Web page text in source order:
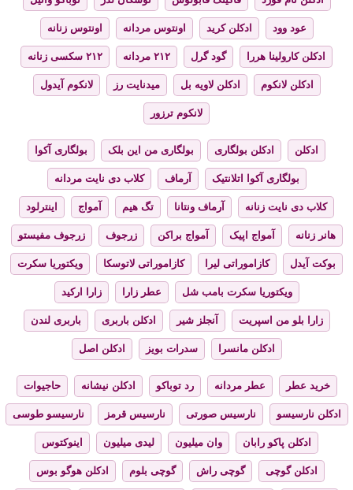
عود وود ادکلن کرید اونتوس مردانه اونتوس زنانه
ادکلن کارولینا هررا گود گرل ۲۱۲ مردانه ۲۱۲ سکسی زنانه
ادکلن لانکوم ادکلن لاویه بل میدنایت رز لانکوم آیدول
لانکوم ترزور
ادکلن ادکلن بولگاری بولگاری من این بلک بولگاری آکوا
بولگاری آکوا اتلانتیک آرماف کلاب دی نایت مردانه
کلاب دی نایت زنانه آرماف ونتانا تگ هیم آمواج اینترلود
هانر زنانه آمواج اپیک آمواج براکن زرجوف زرجوف مفیستو
بوکت آیدل کازاموراتی لیرا کازاموراتی لاتوسکا ویکتوریا سکرت
ویکتوریا سکرت بامب شل عطر زارا زارا ارکید
زارا بلو من اسپریت آنجلز شیر ادکلن باربری باربری لندن
ادکلن مانسرا سدرات بویز ادکلن اصل
خرید عطر عطر مردانه رد توباکو ادکلن نیشانه حاجیوات
ادکلن نارسیسو نارسیس صورتی نارسیس قرمز نارسیسو طوسی
ادکلن پاکو رابان وان میلیون لیدی میلیون اینوکتوس
ادکلن گوچی گوچی راش گوچی بلوم ادکلن هوگو بوس